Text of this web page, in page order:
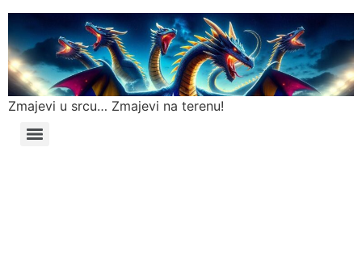
Zmajevi u srcu… Zmajevi na terenu!